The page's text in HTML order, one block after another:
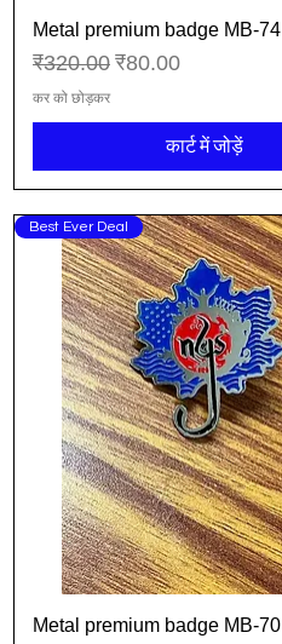
त्वरित दृश्य
Metal premium badge MB-74
नियमित मूल्य
₹320.00 बिक्री मूल्य
₹80.00
कर को छोड़कर
कार्ट में जोड़ें
त्वरित दृश्य
Best Ever Deal
Metal premium badge MB-70